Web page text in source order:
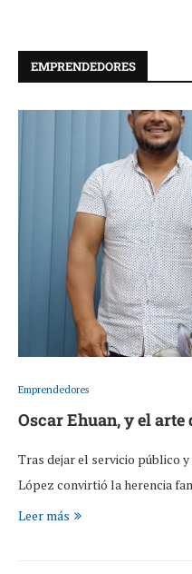
EMPRENDEDORES
Emprendedores
Oscar Ehuan, y el arte
Tras dejar el servicio público
López convirtió la herencia
Leer más